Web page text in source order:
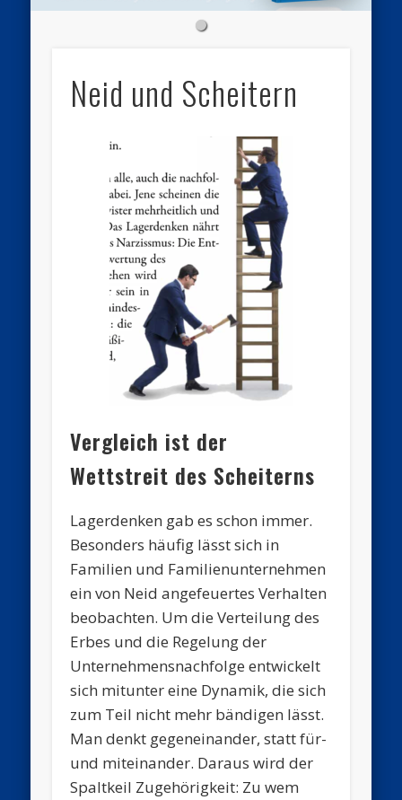
Neid und Scheitern
Vergleich ist der
Wettstreit des Scheiterns
Lagerdenken gab es schon immer.
Besonders häufig lässt sich in
Familien und Familienunternehmen
ein von Neid angefeuertes Verhalten
beobachten. Um die Verteilung des
Erbes und die Regelung der
Unternehmensnachfolge entwickelt
sich mitunter eine Dynamik, die sich
zum Teil nicht mehr bändigen lässt.
Man denkt gegeneinander, statt für-
und miteinander. Daraus wird der
Spaltkeil Zugehörigkeit: Zu wem